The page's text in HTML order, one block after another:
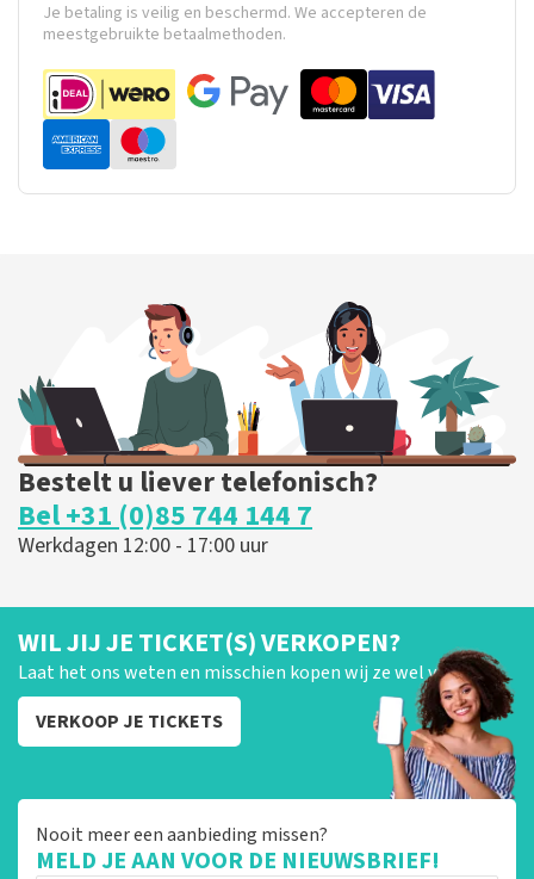
Je betaling is veilig en beschermd. We accepteren de
meestgebruikte betaalmethoden.
Bestelt u liever telefonisch?
Bel +31 (0)85 744 144 7
Werkdagen 12:00 - 17:00 uur
WIL JIJ JE TICKET(S) VERKOPEN?
Laat het ons weten en misschien kopen wij ze wel van je!
VERKOOP JE TICKETS
Nooit meer een aanbieding missen?
MELD JE AAN VOOR DE NIEUWSBRIEF!